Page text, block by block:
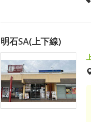
明石SA(上下線)